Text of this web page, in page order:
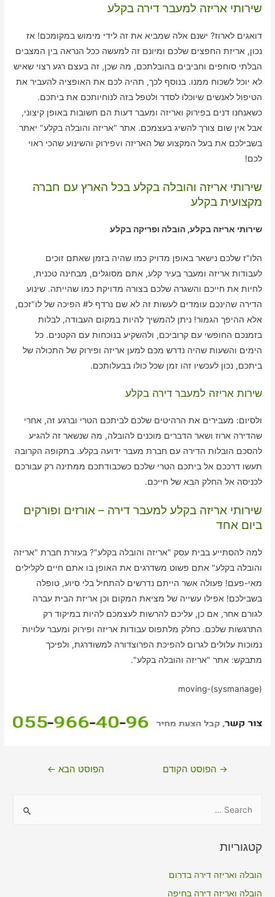
שירותי אריזה למעבר דירה בקלע
דואגים לארוז? ישנם אלה שמביא את זה לידי מימוש במקומכם! אז
נכון, אריזת החפצים שלכם ומיונם זה למעשה ככל הנראה בין המצבים
הבלתי סוחפים וחביבים בהובלתכם, מה שכן, זה בעצם רגע רצוי שאיש
לא יוכל לשכוח ממנו. בנוסף לכך, תהיה לכם את האופציה להעביר את
הטיפול לאנשים שיוכלו לסדר ולטפל בזה לנוחיותכם את ביתכם.
כשאנחנו דנים בפירוק ואריזה ומעבר דעות הם חשובות באופן קיצוני,
אבל אין שום צורך להשיג בעצמכם. אתר "אריזה והובלה בקלע" יאתר
בשבילכם את בעל המקצוע של האריזה וvפירוק והשינוע שהכי ראוי
לכם!
שירותי אריזה והובלה בקלע בכל הארץ עם חברה
מקצועית בקלע
שירותי אריזה בקלע, הובלה ופריקה בקלע
הלו"ז שלכם נישאר באופן מדויק כמו שהיה בזמן שאתם זוכים
לעבודות אריזה ומעבר בעיר קלע, אתם מסוגלים, מבחינה טכנית,
לחיות את חייכם והשגרה שלכם בצורה מדויקת כמו שהייתה. שינוע
הדירה שהינכם עומדים לעשות זה לא שם נרדף ל# הפיכה של לו"זכם,
אלא ההיפך הגמור! ניתן להמשיך להיות במקום העבודה, לבלות
בזמנכם החופשי עם קרוביכם, ולהשקיע בנוכחות עם הקטנים. כל
הימים והשעות שהיה נדרש מכם למען אריזה ופירוק של התכולה של
ביתכם, נכון לעכשיו זהו זמן שכל כולו בבעלותכם.
שירות אריזה למעבר דירה בקלע
ולסיום: מעבירים את הרהיטים שלכם לביתכם הטרי וברגע זה, אחרי
שהדירה ארוז ושאר הדברים מוכנים להובלה, מה שנשאר זה להגיע
להסכם הובלות הדירה עם חברת מעבר ידועה בקלע. בתקופה הקרובה
תעשו דרככם אל ביתכם הטרי שלכם כשכבודתכם ממתינה רק עבורכם
לכניסה אל החלק הבא של חייכם.
שירותי אריזה בקלע למעבר דירה – אורזים ופורקים
ביום אחד
למה להסתייע בבית עסק "אריזה והובלה בקלע"? בעזרת חברת "אריזה
והובלה בקלע" אתם פשוט משדרגים את האופן בו אתם חיים לקלילים
מאי-פעם! פעולה אשר הייתם נדרשים להתחיל בלי סיוע, טופלה
בשבילכם! אפילו עשייה של מציאת המקום וכן אריזת הבית עברה
לגורם אחר, אם כן, עליכם להרשות לעצמכם להיות במיקוד רק
התרגשות שלכם. כחלק מלתפוס עבודות אריזה ופירוק ומעבר עלויות
נמוכות עלולים לגרום להפיכת הפרוצדורה למשודרגת, ולפיכך
מתבקש: אתר "אריזה והובלה בקלע".
moving-(sysmanage)
ניווט→ הפוסט הקודם הפוסט הבא ←
r
קטגוריות
הובלה ואריזה דירה בדרום
הובלה ואריזה דירה בחיפה